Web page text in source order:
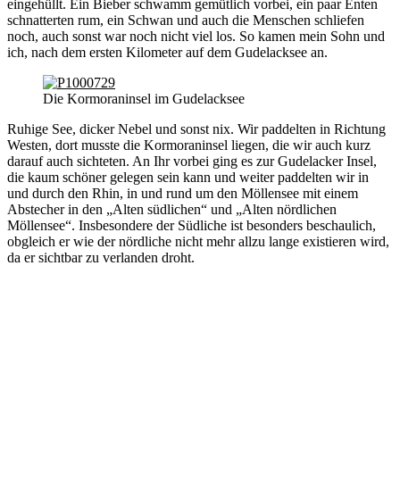
eingehüllt. Ein Bieber schwamm gemütlich vorbei, ein paar Enten
schnatterten rum, ein Schwan und auch die Menschen schliefen
noch, auch sonst war noch nicht viel los. So kamen mein Sohn und
ich, nach dem ersten Kilometer auf dem Gudelacksee an.
Die Kormoraninsel im Gudelacksee
Ruhige See, dicker Nebel und sonst nix. Wir paddelten in Richtung
Westen, dort musste die Kormoraninsel liegen, die wir auch kurz
darauf auch sichteten. An Ihr vorbei ging es zur Gudelacker Insel,
die kaum schöner gelegen sein kann und weiter paddelten wir in
und durch den Rhin, in und rund um den Möllensee mit einem
Abstecher in den „Alten südlichen“ und „Alten nördlichen
Möllensee“. Insbesondere der Südliche ist besonders beschaulich,
obgleich er wie der nördliche nicht mehr allzu lange existieren wird,
da er sichtbar zu verlanden droht.